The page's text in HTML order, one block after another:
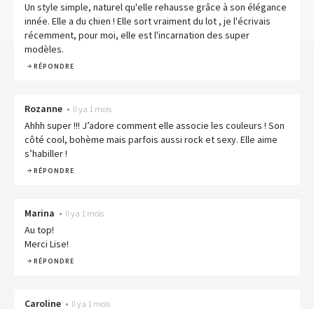
Un style simple, naturel qu'elle rehausse grâce à son élégance
innée. Elle a du chien ! Elle sort vraiment du lot , je l'écrivais
récemment, pour moi, elle est l'incarnation des super
modèles.
RÉPONDRE
Rozanne • Il y a 1 mois
Ahhh super !!! J’adore comment elle associe les couleurs ! Son
côté cool, bohème mais parfois aussi rock et sexy. Elle aime
s’habiller !
RÉPONDRE
Marina • Il y a 1 mois
Au top!
Merci Lise!
RÉPONDRE
Caroline • Il y a 1 mois